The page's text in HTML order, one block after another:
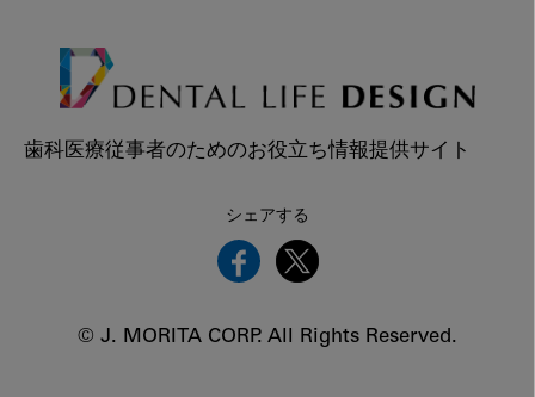
歯科医療従事者のためのお役立ち情報提供サイト
シェアする
© J. MORITA CORP. All Rights Reserved.